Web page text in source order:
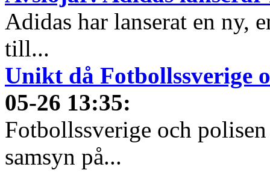
Adidas har lanserat en ny,
till...
Unikt då Fotbollssverige
05-26 13:35:
Fotbollssverige och
samsyn på...